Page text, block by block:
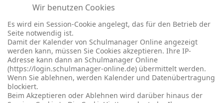
individueller Unterstützung,
© 2026 -
Einstellungen-Redaktionslogin
Wir benutzen Cookies
Es wird ein Session-Cookie angelegt, das für den Betrieb der
Seite notwendig ist.
Damit der Kalender von Schulmanager Online angezeigt
werden kann, müssen Sie Cookies akzeptieren. Ihre IP-
Adresse kann dann an Schulmanager Online
(https://login.schulmanager-online.de) übermittelt werden.
Wenn Sie ablehnen, werden Kalender und Datenübertragung
blockiert.
Beim Akzeptieren oder Ablehnen wird darüber hinaus der